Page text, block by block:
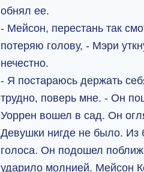
обнял ее.
- Мейсон, перестань так
потеряю голову, - Мэри
нечестно.
- Я постараюсь держать
трудно, поверь мне. - Он
Уоррен вошел в сад. Он
Девушки нигде не было. Из
голоса. Он подошел
ударило молнией. Мейсон